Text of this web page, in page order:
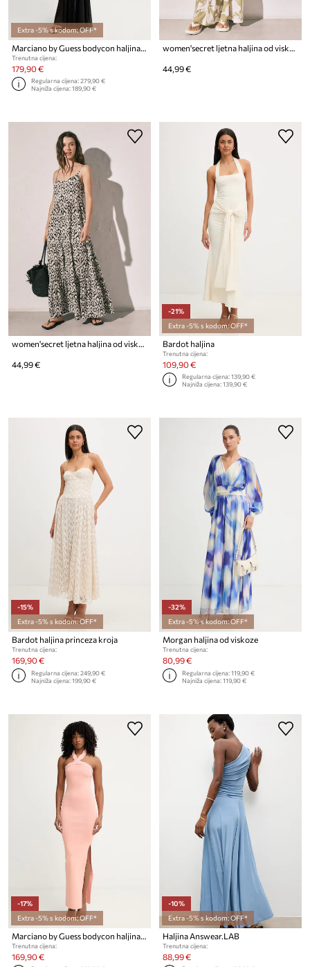
Extra -5% s kodom: OFF*
Trenutna cijena:
179,90 €
Regularna cijena:279,90 €
Najniža cijena:189,90 €
44,99 €
women'secret ljetna haljina od viskoze
44,99 €
-21%
Extra -5% s kodom: OFF*
Bardot haljina
Trenutna cijena:
109,90 €
Regularna cijena:139,90 €
Najniža cijena:139,90 €
-15%
Extra -5% s kodom: OFF*
Bardot haljina princeza kroja
Trenutna cijena:
169,90 €
Regularna cijena:249,90 €
Najniža cijena:199,90 €
-32%
Extra -5% s kodom: OFF*
Morgan haljina od viskoze
Trenutna cijena:
80,99 €
Regularna cijena:119,90 €
Najniža cijena:119,90 €
-17%
Extra -5% s kodom: OFF*
Trenutna cijena:
169,90 €
-10%
Extra -5% s kodom: OFF*
Haljina Answear.LAB
Trenutna cijena:
88,99 €